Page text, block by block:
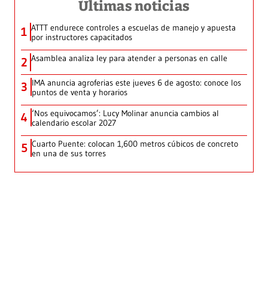
Últimas noticias
1 ATTT endurece controles a escuelas de manejo y apuesta
por instructores capacitados
2 Asamblea analiza ley para atender a personas en calle
3 IMA anuncia agroferias este jueves 6 de agosto: conoce los
puntos de venta y horarios
4 ‘Nos equivocamos’: Lucy Molinar anuncia cambios al
calendario escolar 2027
5 Cuarto Puente: colocan 1,600 metros cúbicos de concreto
en una de sus torres